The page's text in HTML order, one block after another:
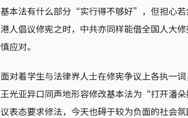
基本法有什么部分“实行得不够好”，但担心
港人倡议修宪之时，中共亦同样能借全国人大
慎应对。
面对着学生与法律界人士在修宪争议上各执一
王光亚异口同声地形容修改基本法为“打开潘
议表态要求修法，今天也碍于较为负面的社